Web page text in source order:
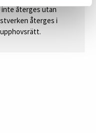
återges utan
återges i